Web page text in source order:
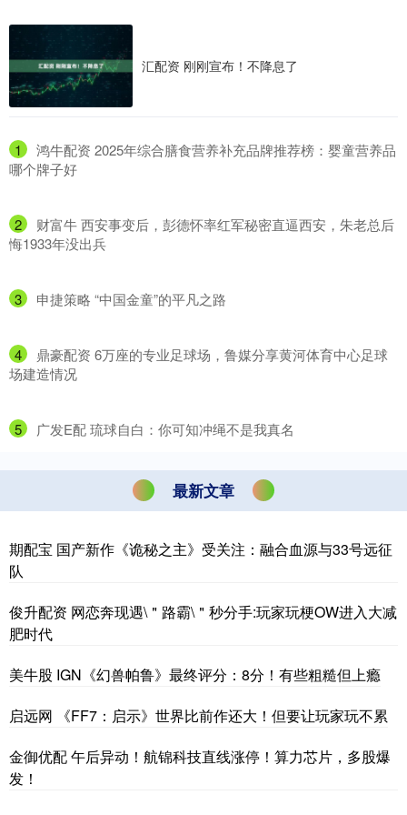
汇配资 刚刚宣布！不降息了
1
​鸿牛配资 2025年综合膳食营养补充品牌推荐榜：婴童营养品
哪个牌子好
2
​财富牛 西安事变后，彭德怀率红军秘密直逼西安，朱老总后
悔1933年没出兵
3 ​申捷策略 “中国金童”的平凡之路
4
​鼎豪配资 6万座的专业足球场，鲁媒分享黄河体育中心足球
场建造情况
5 ​广发E配 琉球自白：你可知冲绳不是我真名
最新文章
期配宝 国产新作《诡秘之主》受关注：融合血源与33号远征
队
俊升配资 网恋奔现遇\＂路霸\＂秒分手:玩家玩梗OW进入大减
肥时代
美牛股 IGN《幻兽帕鲁》最终评分：8分！有些粗糙但上瘾
启远网 《FF7：启示》世界比前作还大！但要让玩家玩不累
金御优配 午后异动！航锦科技直线涨停！算力芯片，多股爆
发！